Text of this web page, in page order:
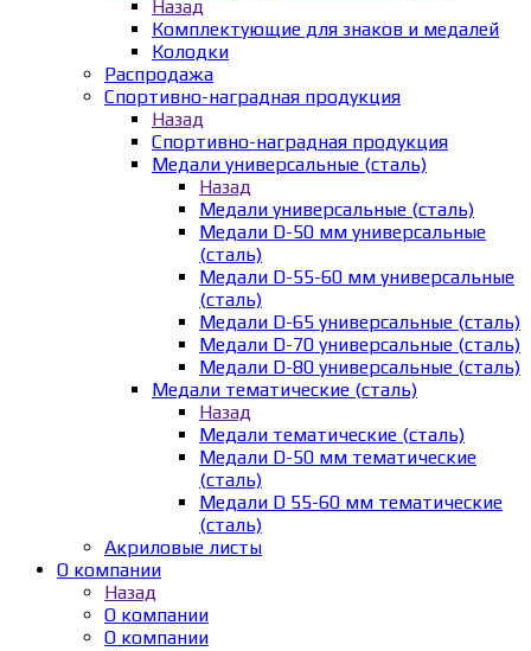
Назад
Комплектующие для знаков и медалей
Колодки
Распродажа
Спортивно-наградная продукция
Назад
Спортивно-наградная продукция
Медали универсальные (сталь)
Назад
Медали универсальные (сталь)
Медали D-50 мм универсальные
(сталь)
Медали D-55-60 мм универсальные
(сталь)
Медали D-65 универсальные (сталь)
Медали D-70 универсальные (сталь)
Медали D-80 универсальные (сталь)
Медали тематические (сталь)
Назад
Медали тематические (сталь)
Медали D-50 мм тематические
(сталь)
Медали D 55-60 мм тематические
(сталь)
Акриловые листы
О компании
Назад
О компании
О компании